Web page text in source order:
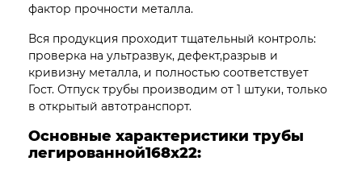
фактор прочности металла.
Вся продукция проходит тщательный контроль:
проверка на ультразвук, дефект,разрыв и
кривизну металла, и полностью соответствует
Гост. Отпуск трубы производим от 1 штуки, только
в открытый автотранспорт.
Основные характеристики трубы
легированной168х22: